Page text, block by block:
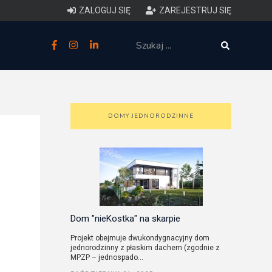
ZALOGUJ SIĘ ZAREJESTRUJ SIĘ
zakres i forma projektu
przestrzennym
DOMY JEDNORODZINNE
Dom "nieKostka" na skarpie
Projekt obejmuje dwukondygnacyjny dom
jednorodzinny z płaskim dachem (zgodnie z
MPZP – jednospado...